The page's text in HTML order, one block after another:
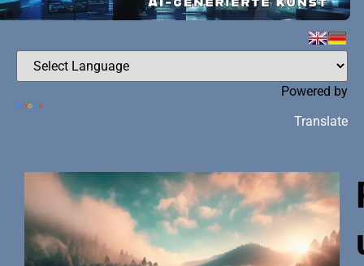
Powered by
Translate